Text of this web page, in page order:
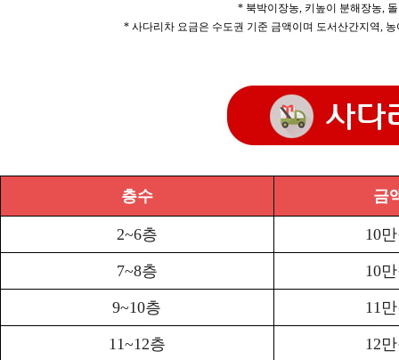
* 북박이장농, 키높이 분해장농,
* 사다리차 요금은 수도권 기준 금액이며 도서산간지역,
층수 금
2~6층 10
7~8층 10
9~10층 11
11~12층 12